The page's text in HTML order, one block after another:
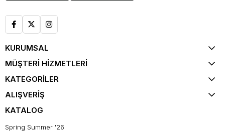
KURUMSAL
MÜŞTERİ HİZMETLERİ
KATEGORİLER
ALIŞVERİŞ
KATALOG
Spring Summer '26